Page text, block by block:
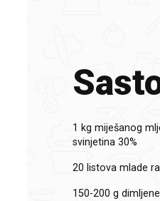
1 kg miješanog
svinjetina 30%
20 listova mlade
150-200 g